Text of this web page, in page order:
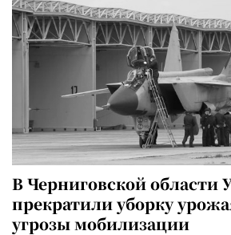
В Черниговской области
прекратили уборку
угрозы мобилизации